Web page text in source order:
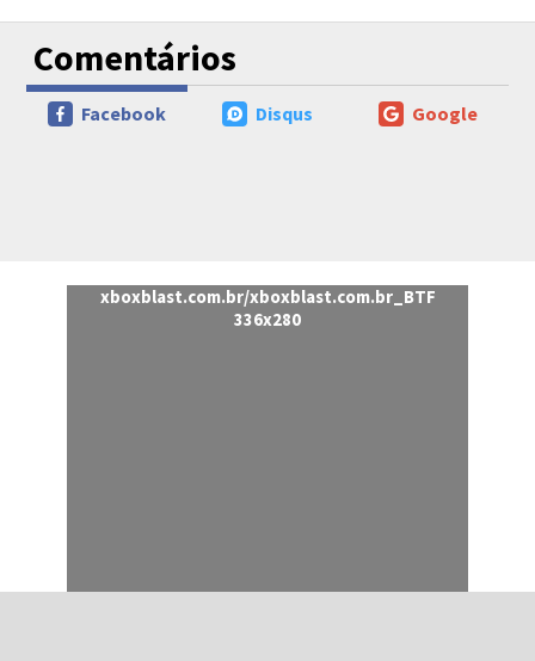
Comentários
Google
Disqus
Facebook
xboxblast.com.br/xboxblast.com.br_BTF
336x280